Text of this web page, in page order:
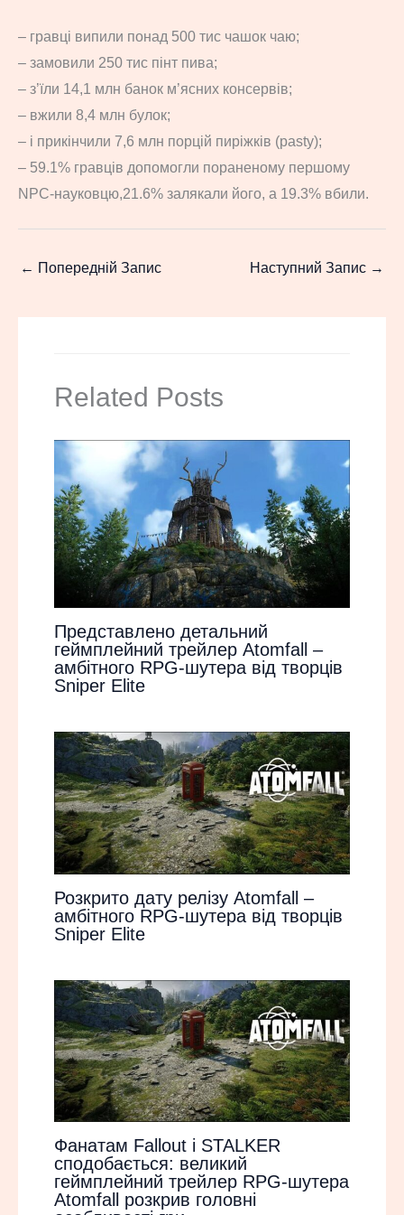
– гравці випили понад 500 тис чашок чаю;
– замовили 250 тис пінт пива;
– з’їли 14,1 млн банок м’ясних консервів;
– вжили 8,4 млн булок;
– і прикінчили 7,6 млн порцій пиріжків (pasty);
– 59.1% гравців допомогли пораненому першому
NPC-науковцю,21.6% залякали його, а 19.3% вбили.
← Попередній Запис Наступний Запис →
Related Posts
Представлено детальний
геймплейний трейлер Atomfall –
амбітного RPG-шутера від творців
Sniper Elite
Розкрито дату релізу Atomfall –
амбітного RPG-шутера від творців
Sniper Elite
Фанатам Fallout і STALKER
сподобається: великий
геймплейний трейлер RPG-шутера
Atomfall розкрив головні